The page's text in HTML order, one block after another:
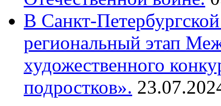
В Санкт-
региональный этап
художественного
подростков».